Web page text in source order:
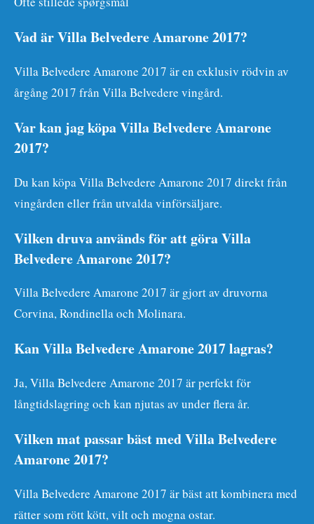
Vad är Villa Belvedere Amarone 2017?
Villa Belvedere Amarone 2017 är en exklusiv rödvin av
årgång 2017 från Villa Belvedere vingård.
Var kan jag köpa Villa Belvedere Amarone
2017?
Du kan köpa Villa Belvedere Amarone 2017 direkt från
vingården eller från utvalda vinförsäljare.
Vilken druva används för att göra Villa
Belvedere Amarone 2017?
Villa Belvedere Amarone 2017 är gjort av druvorna
Corvina, Rondinella och Molinara.
Kan Villa Belvedere Amarone 2017 lagras?
Ja, Villa Belvedere Amarone 2017 är perfekt för
långtidslagring och kan njutas av under flera år.
Vilken mat passar bäst med Villa Belvedere
Amarone 2017?
Villa Belvedere Amarone 2017 är bäst att kombinera med
rätter som rött kött, vilt och mogna ostar.